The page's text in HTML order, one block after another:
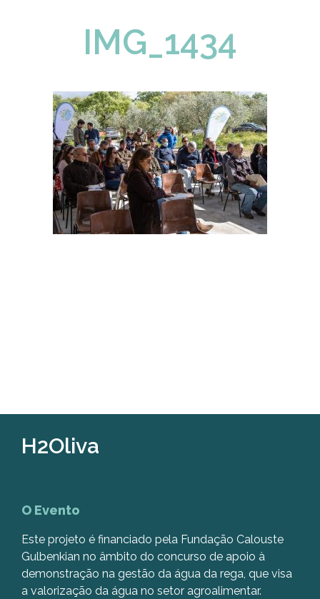
IMG_1434
H2Oliva
O Evento
Este projeto é financiado pela Fundação Calouste
Gulbenkian no âmbito do concurso de apoio à
demonstração na gestão da água da rega, que visa
a valorização da água no setor agroalimentar.